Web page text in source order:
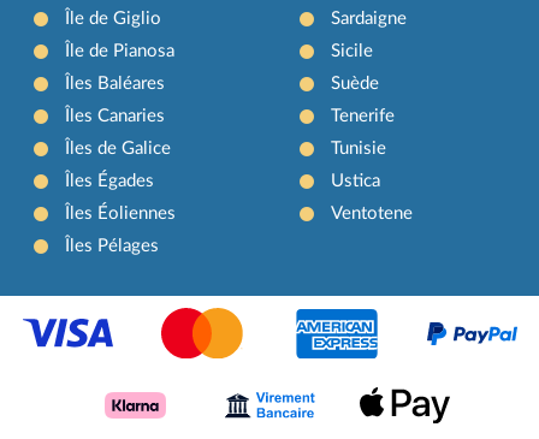
Île de Giglio
Île de Pianosa
Îles Baléares
Îles Canaries
Îles de Galice
Îles Égades
Îles Éoliennes
Îles Pélages
Sardaigne
Sicile
Suède
Tenerife
Tunisie
Ustica
Ventotene